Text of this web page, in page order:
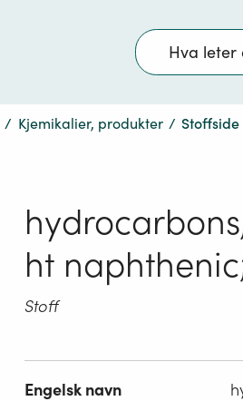
Søk
/ Kjemikalier, produkter / Stoffside
ht
Stoff
Engelsk navn